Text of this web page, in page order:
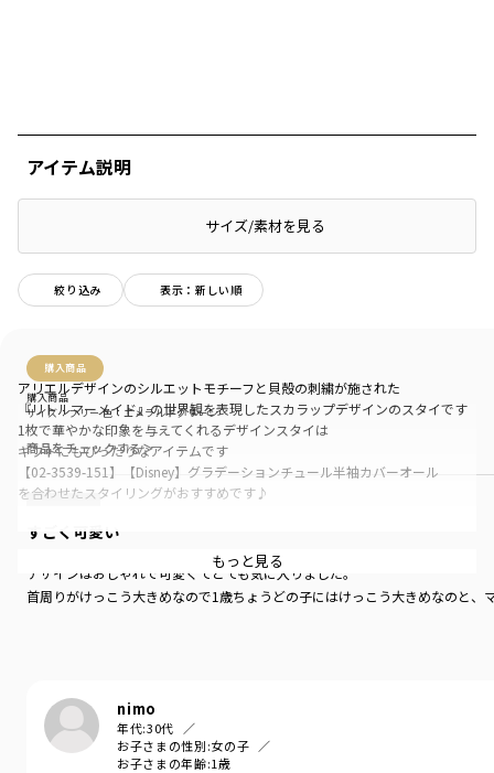
絞り込み 表示：新しい順
購入商品
購入商品
サイズ：フリー色：エメラルドグリーン
商品をチェックする＞
すごく可愛い
デザインはおしゃれで可愛くてとても気に入りました。
首周りがけっこう大きめなので1歳ちょうどの子にはけっこう大きめなのと
nimo
年代:30代
お子さまの性別:女の子
お子さまの年齢:1歳
アイテム説明
サイズ/素材を見る
アリエルデザインのシルエットモチーフと貝殻の刺繍が施された
『リトルマーメイド』の世界観を表現したスカラップデザインのスタイです
1枚で華やかな印象を与えてくれるデザインスタイは
ギフトにもぴったりなアイテムです
【02-3539-151】【Disney】グラデーションチュール半袖カバーオール
を合わせたスタイリングがおすすめです♪
-----
伸縮性：あり
シーズン
／アウトレット
カテゴリ
／ベビーウェア
カラー
／ピンク
もっと見る